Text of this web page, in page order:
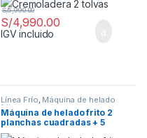
S/4,990.00
S/5,990.00
IGV incluido
Línea Frío, Máquina de helado
frito
Máquina de helado frito 2
planchas cuadradas + 5
topineras